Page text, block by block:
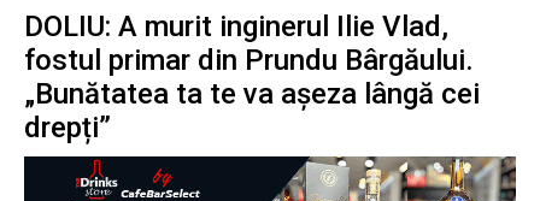
DOLIU: A murit inginerul Ilie Vlad,
fostul primar din Prundu Bârgăului.
„Bunătatea ta te va așeza lângă cei
drepți”